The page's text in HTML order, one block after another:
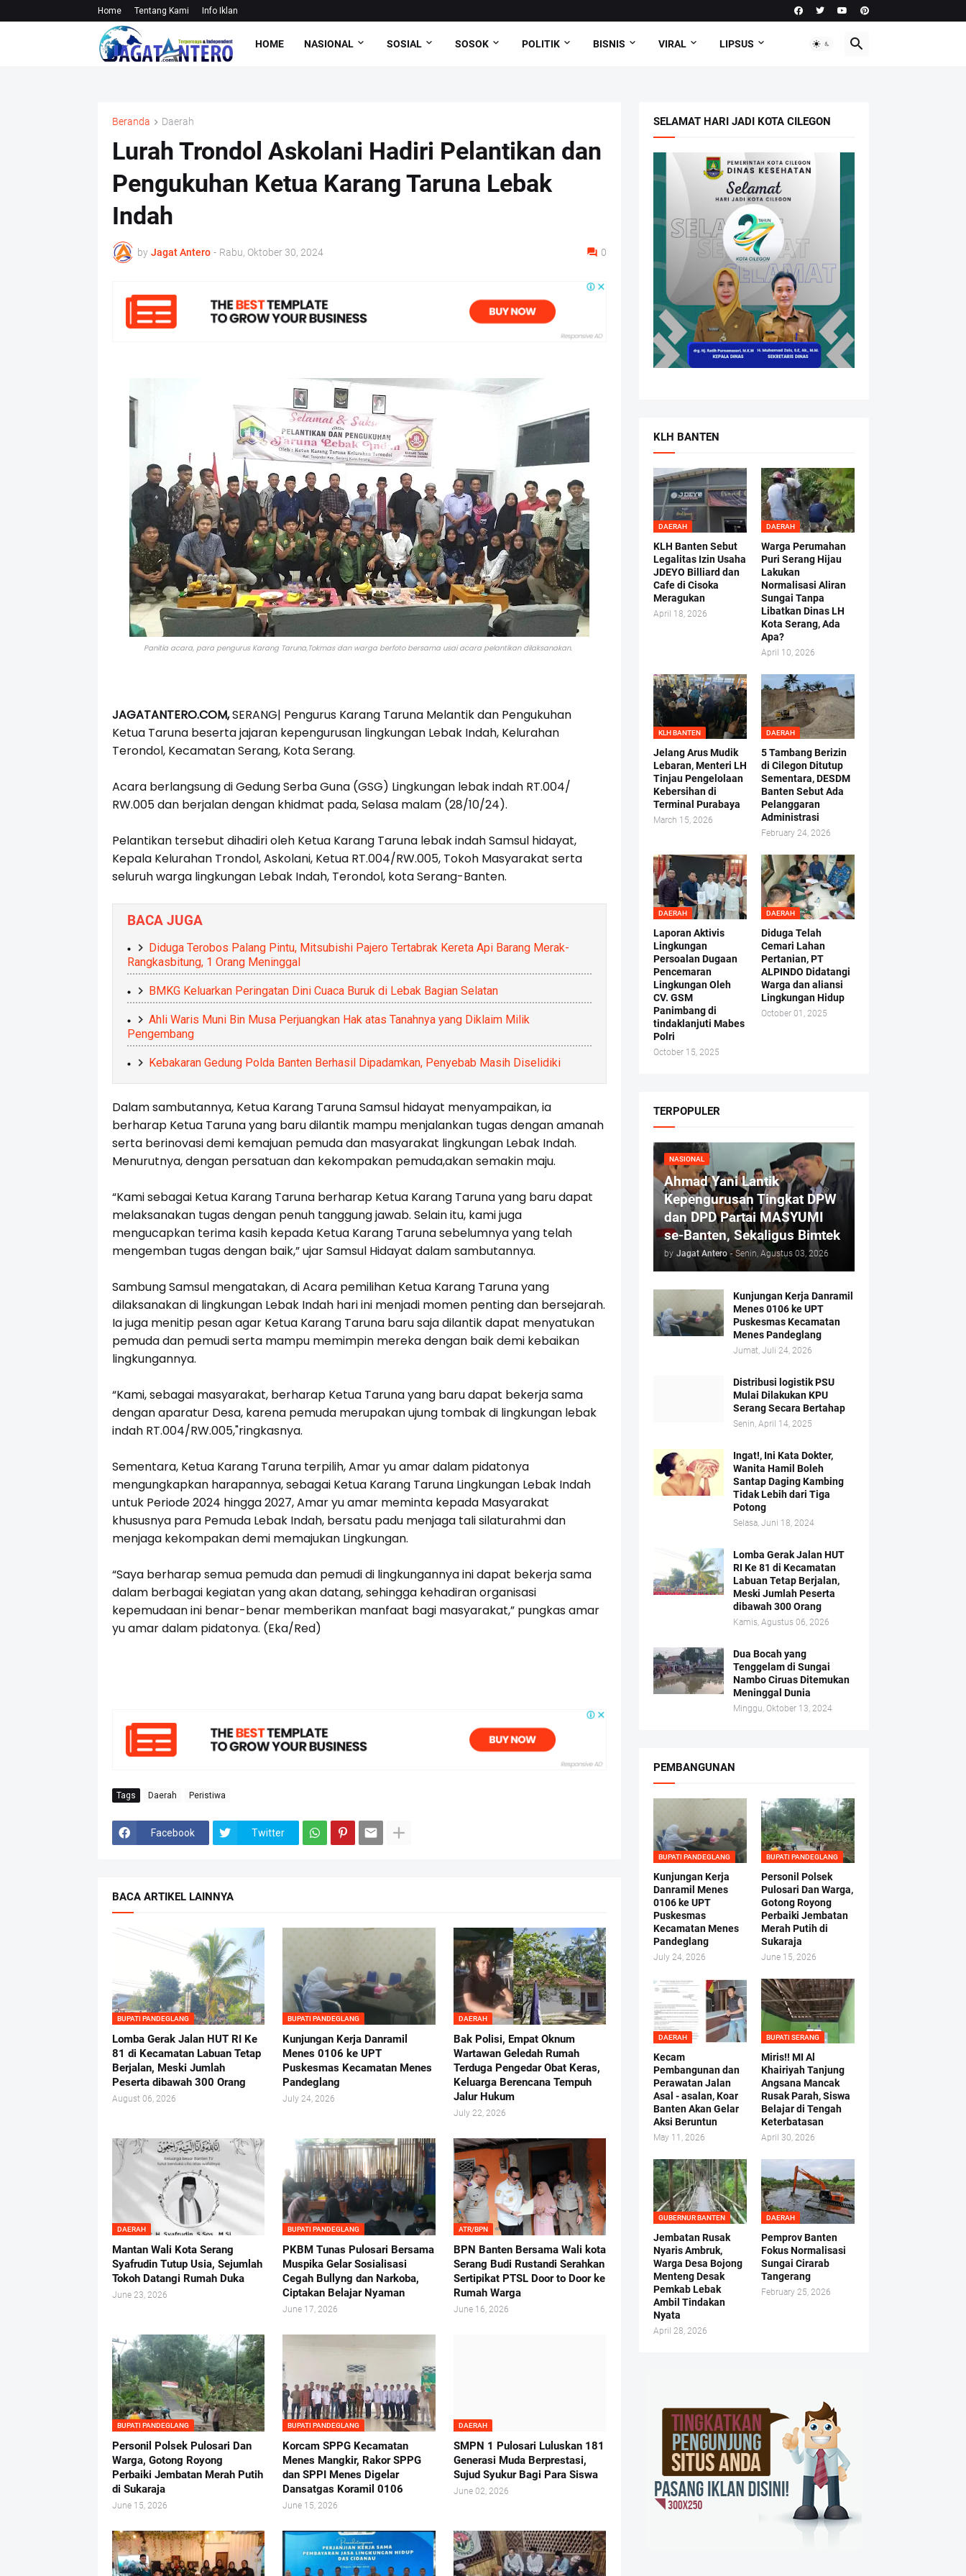
Home Tentang Kami Info Iklan
HOME NASIONAL SOSIAL SOSOK POLITIK BISNIS VIRAL LIPSUS
Beranda Daerah
Lurah Trondol Askolani Hadiri Pelantikan dan
Pengukuhan Ketua Karang Taruna Lebak
Indah
by Jagat Antero - Rabu, Oktober 30, 2024 0
Panitia acara, para pengurus Karang Taruna,Tokmas dan warga berfoto bersama usai acara pelantikan dilaksanakan.
JAGATANTERO.COM,SERANG| Pengurus Karang Taruna Melantik dan Pengukuhan
Ketua Taruna beserta jajaran kepengurusan lingkungan Lebak Indah, Kelurahan
Terondol, Kecamatan Serang, Kota Serang.
Acara berlangsung di Gedung Serba Guna (GSG) Lingkungan lebak indah RT.004/
RW.005 dan berjalan dengan khidmat pada, Selasa malam (28/10/24).
Pelantikan tersebut dihadiri oleh Ketua Karang Taruna lebak indah Samsul hidayat,
Kepala Kelurahan Trondol, Askolani, Ketua RT.004/RW.005, Tokoh Masyarakat serta
seluruh warga lingkungan Lebak Indah, Terondol, kota Serang-Banten.
BACA JUGA
Diduga Terobos Palang Pintu, Mitsubishi Pajero Tertabrak Kereta Api Barang Merak-
Rangkasbitung, 1 Orang Meninggal
BMKG Keluarkan Peringatan Dini Cuaca Buruk di Lebak Bagian Selatan
Ahli Waris Muni Bin Musa Perjuangkan Hak atas Tanahnya yang Diklaim Milik
Pengembang
Kebakaran Gedung Polda Banten Berhasil Dipadamkan, Penyebab Masih Diselidiki
Dalam sambutannya, Ketua Karang Taruna Samsul hidayat menyampaikan, ia
berharap Ketua Taruna yang baru dilantik mampu menjalankan tugas dengan amanah
serta berinovasi demi kemajuan pemuda dan masyarakat lingkungan Lebak Indah.
Menurutnya, dengan persatuan dan kekompakan pemuda,akan semakin maju.
“Kami sebagai Ketua Karang Taruna berharap Ketua Karang Taruna yang baru dapat
melaksanakan tugas dengan penuh tanggung jawab. Selain itu, kami juga
mengucapkan terima kasih kepada Ketua Karang Taruna sebelumnya yang telah
mengemban tugas dengan baik,” ujar Samsul Hidayat dalam sambutannya.
Sambung Samsul mengatakan, di Acara pemilihan Ketua Karang Taruna yang
dilaksanakan di lingkungan Lebak Indah hari ini menjadi momen penting dan bersejarah.
Ia juga menitip pesan agar Ketua Karang Taruna baru saja dilantik dapat menyatukan
pemuda dan pemudi serta mampu memimpin mereka dengan baik demi kebaikan
lingkungannya.
“Kami, sebagai masyarakat, berharap Ketua Taruna yang baru dapat bekerja sama
dengan aparatur Desa, karena pemuda merupakan ujung tombak di lingkungan lebak
indah RT.004/RW.005,"ringkasnya.
Sementara, Ketua Karang Taruna terpilih, Amar yu amar dalam pidatonya
mengungkapkan harapannya, sebagai Ketua Karang Taruna Lingkungan Lebak Indah
untuk Periode 2024 hingga 2027, Amar yu amar meminta kepada Masyarakat
khususnya para Pemuda Lebak Indah,bersatu padu menjaga tali silaturahmi dan
menjaga kekompakan demi memajukan Lingkungan.
“Saya berharap semua pemuda dan pemudi di lingkungannya ini dapat bekerja sama
dalam berbagai kegiatan yang akan datang, sehingga kehadiran organisasi
kepemudaan ini benar-benar memberikan manfaat bagi masyarakat,” pungkas amar
yu amar dalam pidatonya. (Eka/Red)
Tags Daerah Peristiwa
Facebook Twitter
BACA ARTIKEL LAINNYA
BUPATI PANDEGLANG
Lomba Gerak Jalan HUT RI Ke
81 di Kecamatan Labuan Tetap
Berjalan, Meski Jumlah
Peserta dibawah 300 Orang
August 06, 2026
BUPATI PANDEGLANG
Kunjungan Kerja Danramil
Menes 0106 ke UPT
Puskesmas Kecamatan Menes
Pandeglang
July 24, 2026
DAERAH
Bak Polisi, Empat Oknum
Wartawan Geledah Rumah
Terduga Pengedar Obat Keras,
Keluarga Berencana Tempuh
Jalur Hukum
July 22, 2026
DAERAH
Mantan Wali Kota Serang
Syafrudin Tutup Usia, Sejumlah
Tokoh Datangi Rumah Duka
June 23, 2026
BUPATI PANDEGLANG
PKBM Tunas Pulosari Bersama
Muspika Gelar Sosialisasi
Cegah Bullyng dan Narkoba,
Ciptakan Belajar Nyaman
June 17, 2026
ATR/BPN
BPN Banten Bersama Wali kota
Serang Budi Rustandi Serahkan
Sertipikat PTSL Door to Door ke
Rumah Warga
June 16, 2026
BUPATI PANDEGLANG
Personil Polsek Pulosari Dan
Warga, Gotong Royong
Perbaiki Jembatan Merah Putih
di Sukaraja
June 15, 2026
BUPATI PANDEGLANG
Korcam SPPG Kecamatan
Menes Mangkir, Rakor SPPG
dan SPPI Menes Digelar
Dansatgas Koramil 0106
June 15, 2026
DAERAH
SMPN 1 Pulosari Luluskan 181
Generasi Muda Berprestasi,
Sujud Syukur Bagi Para Siswa
June 02, 2026
SELAMAT HARI JADI KOTA CILEGON
KLH BANTEN
DAERAH
KLH Banten Sebut
Legalitas Izin Usaha
JDEYO Billiard dan
Cafe di Cisoka
Meragukan
April 18, 2026
DAERAH
Warga Perumahan
Puri Serang Hijau
Lakukan
Normalisasi Aliran
Sungai Tanpa
Libatkan Dinas LH
Kota Serang, Ada
Apa?
April 10, 2026
KLH BANTEN
Jelang Arus Mudik
Lebaran, Menteri LH
Tinjau Pengelolaan
Kebersihan di
Terminal Purabaya
March 15, 2026
DAERAH
5 Tambang Berizin
di Cilegon Ditutup
Sementara, DESDM
Banten Sebut Ada
Pelanggaran
Administrasi
February 24, 2026
DAERAH
Laporan Aktivis
Lingkungan
Persoalan Dugaan
Pencemaran
Lingkungan Oleh
CV. GSM
Panimbang di
tindaklanjuti Mabes
Polri
October 15, 2025
DAERAH
Diduga Telah
Cemari Lahan
Pertanian, PT
ALPINDO Didatangi
Warga dan aliansi
Lingkungan Hidup
October 01, 2025
TERPOPULER
NASIONAL
Ahmad Yani Lantik
Kepengurusan Tingkat DPW
dan DPD Partai MASYUMI
se-Banten, Sekaligus Bimtek
by Jagat Antero - Senin, Agustus 03, 2026
Kunjungan Kerja Danramil
Menes 0106 ke UPT
Puskesmas Kecamatan
Menes Pandeglang
Jumat, Juli 24, 2026
Distribusi logistik PSU
Mulai Dilakukan KPU
Serang Secara Bertahap
Senin, April 14, 2025
Ingat!, Ini Kata Dokter,
Wanita Hamil Boleh
Santap Daging Kambing
Tidak Lebih dari Tiga
Potong
Selasa, Juni 18, 2024
Lomba Gerak Jalan HUT
RI Ke 81 di Kecamatan
Labuan Tetap Berjalan,
Meski Jumlah Peserta
dibawah 300 Orang
Kamis, Agustus 06, 2026
Dua Bocah yang
Tenggelam di Sungai
Nambo Ciruas Ditemukan
Meninggal Dunia
Minggu, Oktober 13, 2024
PEMBANGUNAN
BUPATI PANDEGLANG
Kunjungan Kerja
Danramil Menes
0106 ke UPT
Puskesmas
Kecamatan Menes
Pandeglang
July 24, 2026
BUPATI PANDEGLANG
Personil Polsek
Pulosari Dan Warga,
Gotong Royong
Perbaiki Jembatan
Merah Putih di
Sukaraja
June 15, 2026
DAERAH
Kecam
Pembangunan dan
Perawatan Jalan
Asal - asalan, Koar
Banten Akan Gelar
Aksi Beruntun
May 11, 2026
BUPATI SERANG
Miris!! MI Al
Khairiyah Tanjung
Angsana Mancak
Rusak Parah, Siswa
Belajar di Tengah
Keterbatasan
April 30, 2026
GUBERNUR BANTEN
Jembatan Rusak
Nyaris Ambruk,
Warga Desa Bojong
Menteng Desak
Pemkab Lebak
Ambil Tindakan
Nyata
April 28, 2026
DAERAH
Pemprov Banten
Fokus Normalisasi
Sungai Cirarab
Tangerang
February 25, 2026